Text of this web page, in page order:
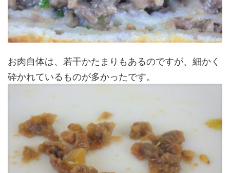
お肉自体は、若干かたまりもあるのですが、細かく
砕かれているものが多かったです。